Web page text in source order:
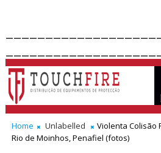
Home Unlabelled
Violenta Colisão
Rio de Moinhos, Penafiel (fotos)